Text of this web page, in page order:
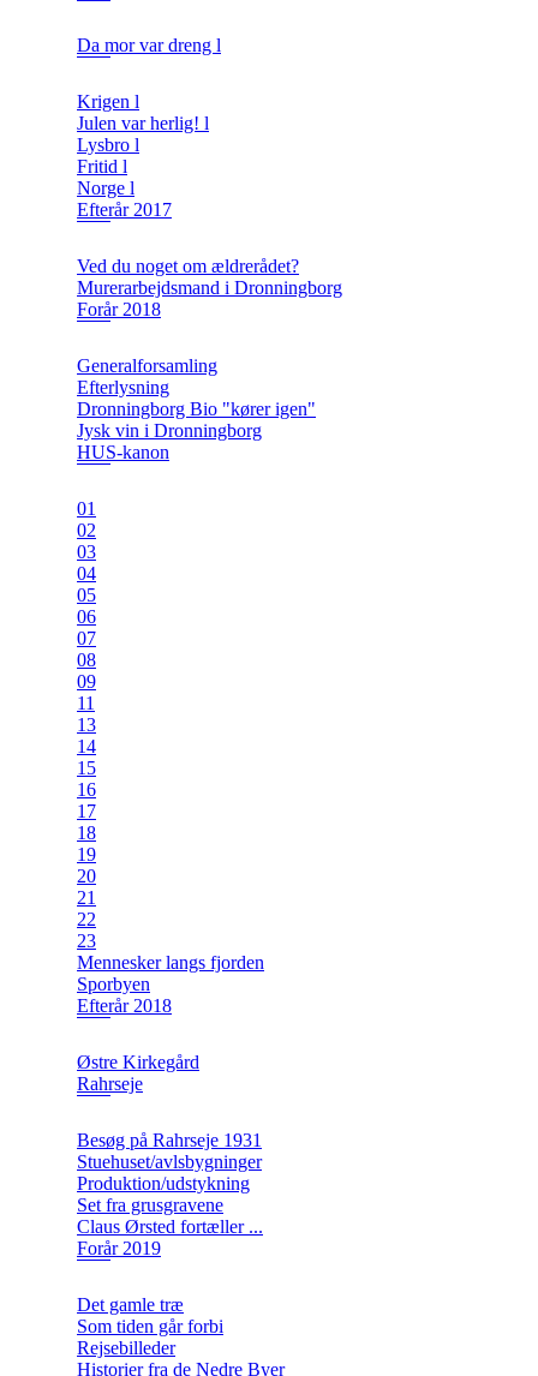
Da mor var dreng l
Krigen l
Julen var herlig! l
Lysbro l
Fritid l
Norge l
Efterår 2017
Ved du noget om ældrerådet?
Murerarbejdsmand i Dronningborg
Forår 2018
Generalforsamling
Efterlysning
Dronningborg Bio "kører igen"
Jysk vin i Dronningborg
HUS-kanon
01
02
03
04
05
06
07
08
09
11
13
14
15
16
17
18
19
20
21
22
23
Mennesker langs fjorden
Sporbyen
Efterår 2018
Østre Kirkegård
Rahrseje
Besøg på Rahrseje 1931
Stuehuset/avlsbygninger
Produktion/udstykning
Set fra grusgravene
Claus Ørsted fortæller ...
Forår 2019
Det gamle træ
Som tiden går forbi
Rejsebilleder
Historier fra de Nedre Byer